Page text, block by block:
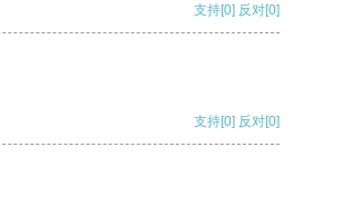
支持[0] 反对[0]
支持[0] 反对[0]